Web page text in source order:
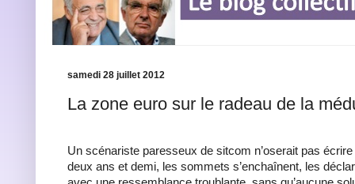
samedi 28 juillet 2012
La zone euro sur le radeau de la
Un scénariste paresseux de sitcom n’oserait pas
deux ans et demi, les sommets s’enchaînent, les